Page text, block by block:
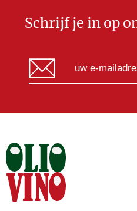
Schrijf je in op